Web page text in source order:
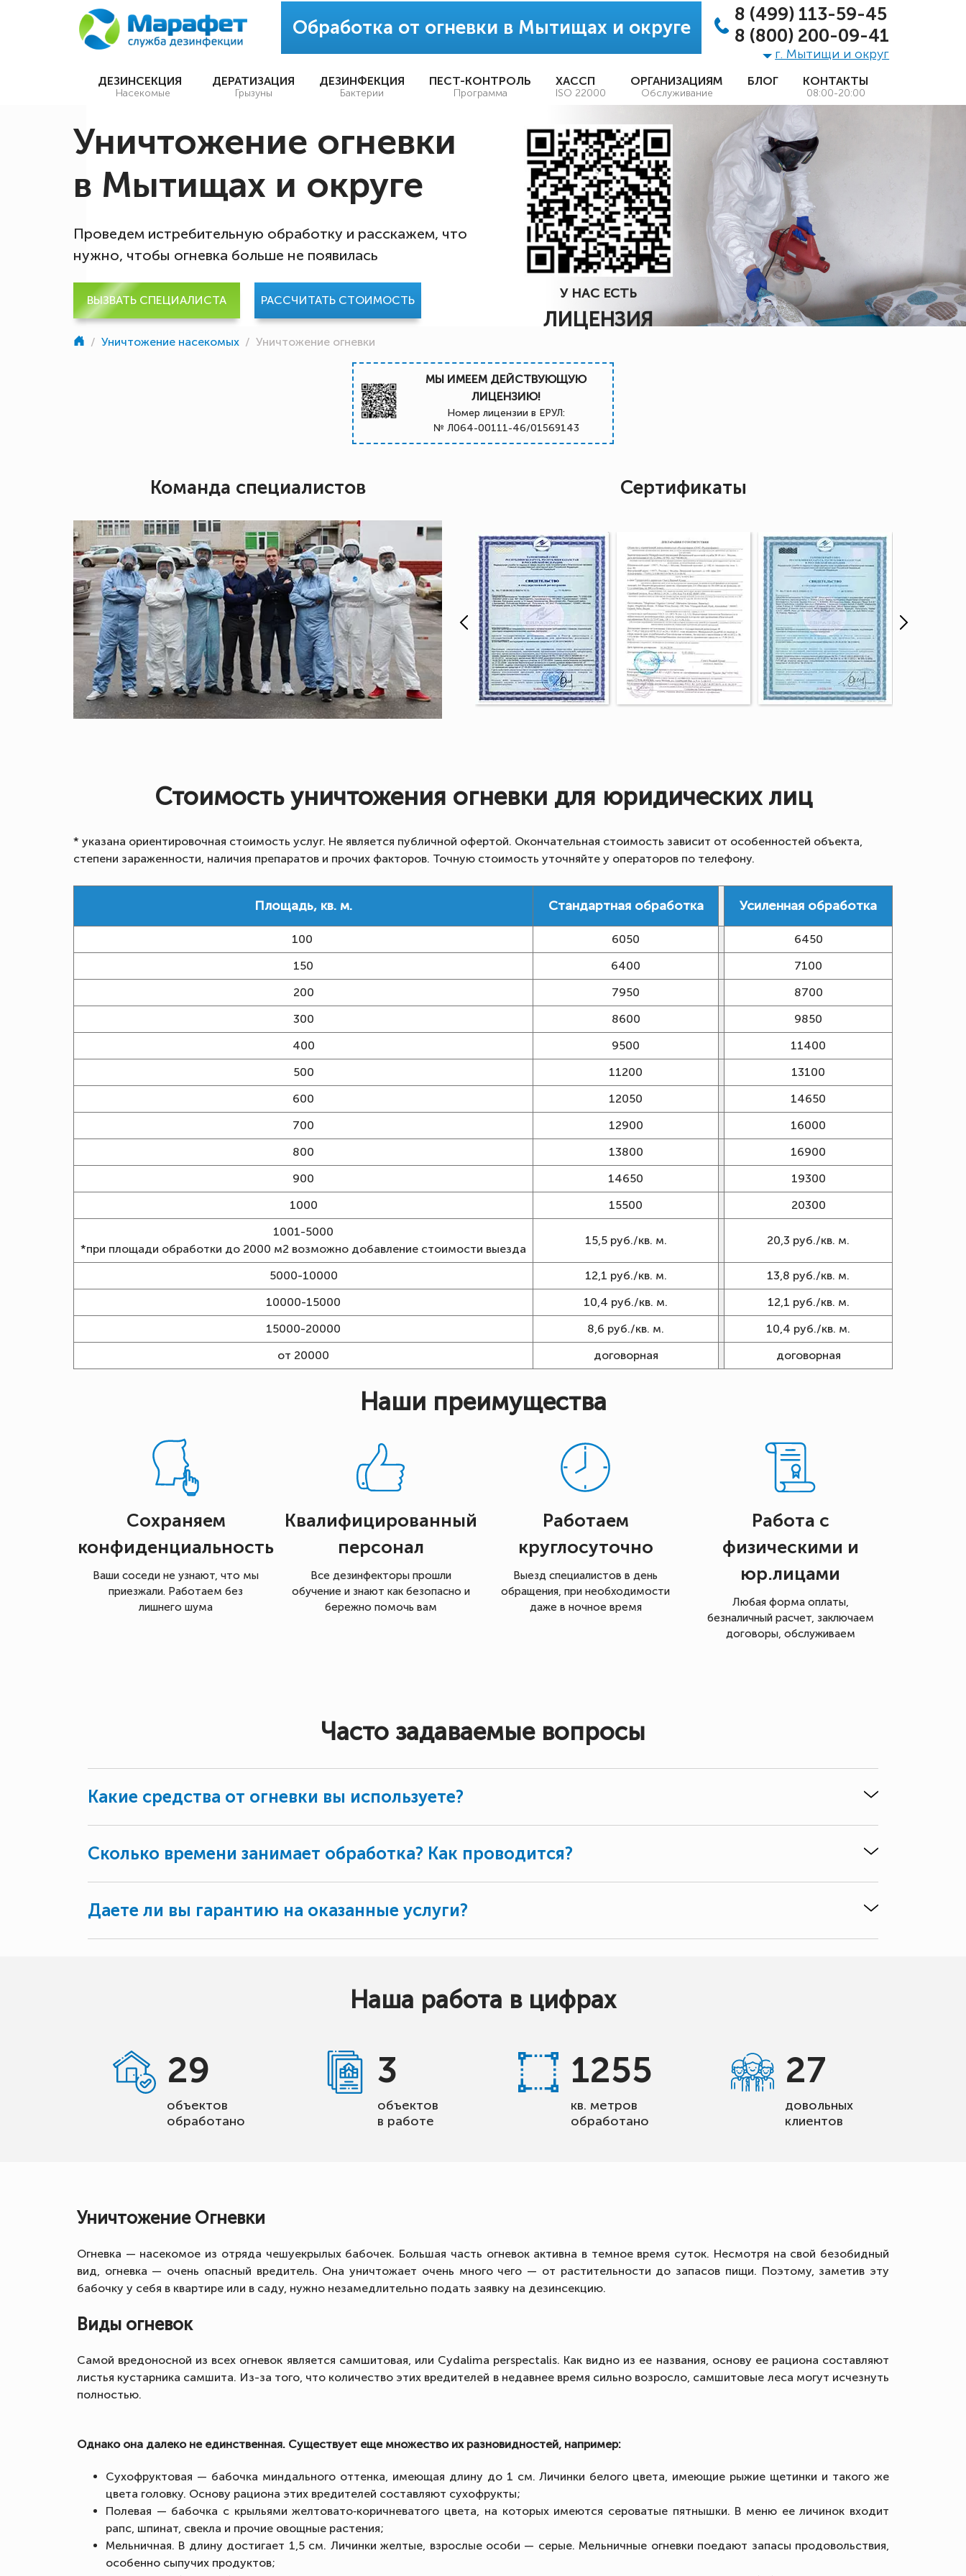
Обработка от огневки в Мытищах и округе
8 (499) 113-59-45
8 (800) 200-09-41
г. Мытищи и округ
ДЕЗИНСЕКЦИЯ
Насекомые
ДЕРАТИЗАЦИЯ
Грызуны
ДЕЗИНФЕКЦИЯ
Бактерии
ПЕСТ-КОНТРОЛЬ
Программа
ХАССП
ISO 22000
ОРГАНИЗАЦИЯМ
Обслуживание
БЛОГ КОНТАКТЫ
08:00-20:00
Уничтожение огневки
в Мытищах и округе
Проведем истребительную обработку и расскажем, что
нужно, чтобы огневка больше не появилась
ВЫЗВАТЬ СПЕЦИАЛИСТА РАССЧИТАТЬ СТОИМОСТЬ У НАС ЕСТЬ
ЛИЦЕНЗИЯ
/ Уничтожение насекомых / Уничтожение огневки
МЫ ИМЕЕМ ДЕЙСТВУЮЩУЮ
ЛИЦЕНЗИЮ!
Номер лицензии в ЕРУЛ:
№ Л064-00111-46/01569143
Команда специалистов Сертификаты
Стоимость уничтожения огневки для юридических лиц
* указана ориентировочная стоимость услуг. Не является публичной офертой. Окончательная стоимость зависит от особенностей объекта,
степени зараженности, наличия препаратов и прочих факторов. Точную стоимость уточняйте у операторов по телефону.
Площадь, кв. м. Стандартная обработка Усиленная обработка
100 6050
6450
150
6400
7100
200
7950
8700
300
8600
9850
400
9500
11400
500
11200
13100
600
12050
14650
700
12900
16000
800
13800
16900
900
14650
19300
1000
15500
20300
1001-5000
*при площади обработки до 2000 м2 возможно добавление стоимости выезда
15,5 руб./кв. м. 20,3 руб./кв. м.
5000-10000 12,1 руб./кв. м.
13,8 руб./кв. м.
10000-15000
10,4 руб./кв. м.
12,1 руб./кв. м.
15000-20000
8,6 руб./кв. м.
10,4 руб./кв. м.
от 20000
договорная договорная
Наши преимущества
Сохраняем
конфиденциальность
Ваши соседи не узнают, что мы
приезжали. Работаем без
лишнего шума
Квалифицированный
персонал
Все дезинфекторы прошли
обучение и знают как безопасно и
бережно помочь вам
Работаем
круглосуточно
Выезд специалистов в день
обращения, при необходимости
даже в ночное время
Работа с
физическими и
юр.лицами
Любая форма оплаты,
безналичный расчет, заключаем
договоры, обслуживаем
Часто задаваемые вопросы
Какие средства от огневки вы используете?
Сколько времени занимает обработка? Как проводится?
Даете ли вы гарантию на оказанные услуги?
Наша работа в цифрах
29
объектов
обработано
3
объектов
в работе
1255
кв. метров
обработано
27
довольных
клиентов
Уничтожение Огневки
Огневка — насекомое из отряда чешуекрылых бабочек. Большая часть огневок активна в темное время суток. Несмотря на свой безобидный
вид, огневка — очень опасный вредитель. Она уничтожает очень много чего — от растительности до запасов пищи. Поэтому, заметив эту
бабочку у себя в квартире или в саду, нужно незамедлительно подать заявку на дезинсекцию.
Виды огневок
Самой вредоносной из всех огневок является самшитовая, или Cydalima perspectalis. Как видно из ее названия, основу ее рациона составляют
листья кустарника самшита. Из-за того, что количество этих вредителей в недавнее время сильно возросло, самшитовые леса могут исчезнуть
полностью.
Однако она далеко не единственная. Существует еще множество их разновидностей, например:
Сухофруктовая — бабочка миндального оттенка, имеющая длину до 1 см. Личинки белого цвета, имеющие рыжие щетинки и такого же
цвета головку. Основу рациона этих вредителей составляют сухофрукты;
Полевая — бабочка с крыльями желтовато‐коричневатого цвета, на которых имеются сероватые пятнышки. В меню ее личинок входит
рапс, шпинат, свекла и прочие овощные растения;
Мельничная. В длину достигает 1,5 см. Личинки желтые, взрослые особи — серые. Мельничные огневки поедают запасы продовольствия,
особенно сыпучих продуктов;